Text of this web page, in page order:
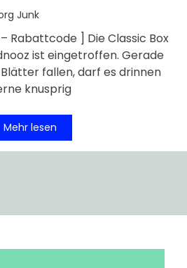
Junk
Rabattcode ] Die Classic Box
ist eingetroffen. Gerade
fallen, darf es drinnen
knusprig
Mehr lesen